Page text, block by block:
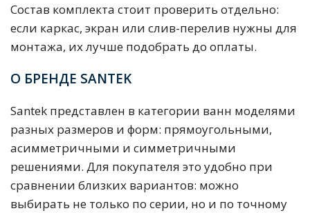
Состав комплекта стоит проверить отдельно:
если каркас, экран или слив-перелив нужны для
монтажа, их лучше подобрать до оплаты.
О БРЕНДЕ SANTEK
Santek представлен в категории ванн моделями
разных размеров и форм: прямоугольными,
асимметричными и симметричными
решениями. Для покупателя это удобно при
сравнении близких вариантов: можно
выбирать не только по серии, но и по точному